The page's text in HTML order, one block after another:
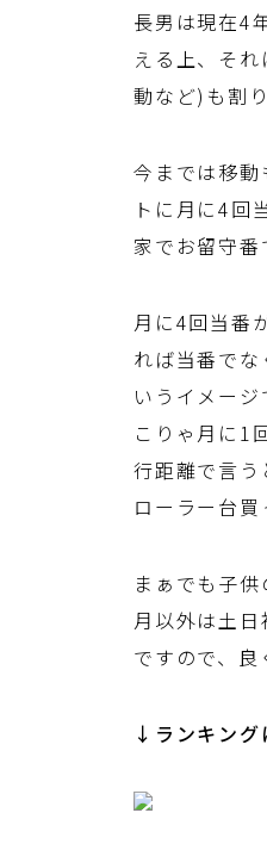
長男は現在4
える上、そ
動など)も割
今までは移
トに月に4回
家でお留守番
月に4回当番
れば当番で
いうイメージ
こりゃ月に1
行距離で言
ローラー台
まぁでも子
月以外は土
ですので、良
↓ランキング